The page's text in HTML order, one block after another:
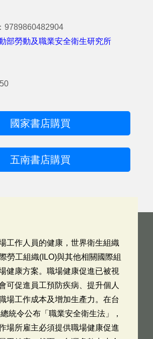
9789860482904
部勞動及職業安全衛生研究所
國家書店購買
五南書店購買
工作人員的健康，世界衛生組織
勞工組織(ILO)與其他相關國際組
健康方案。職場健康促進已被視
可促進員工預防疾病、提升個人
場工作成本及增加生產力。在台
統令公布「職業安全衛生法」，
場所雇主必須提供職場健康促進